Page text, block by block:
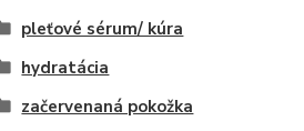
pleťové sérum/ kúra
hydratácia
začervenaná pokožka